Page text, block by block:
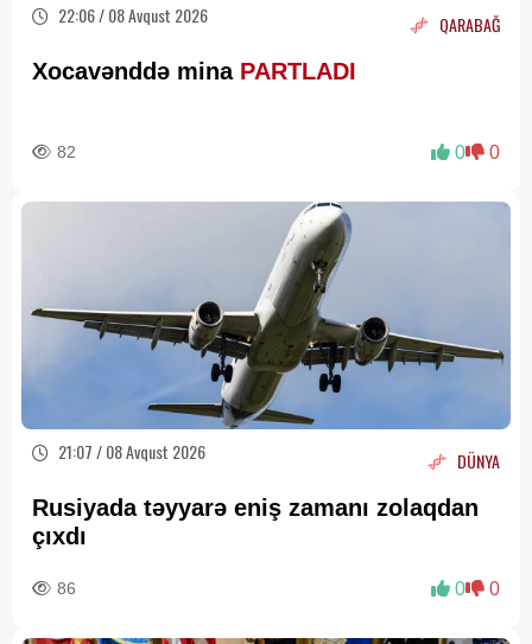
22:06 / 08 Avqust 2026 QARABAĞ
Xocavənddə mina PARTLADI
82 0 0
21:07 / 08 Avqust 2026 DÜNYA
Rusiyada təyyarə eniş zamanı zolaqdan
çıxdı
86 0 0